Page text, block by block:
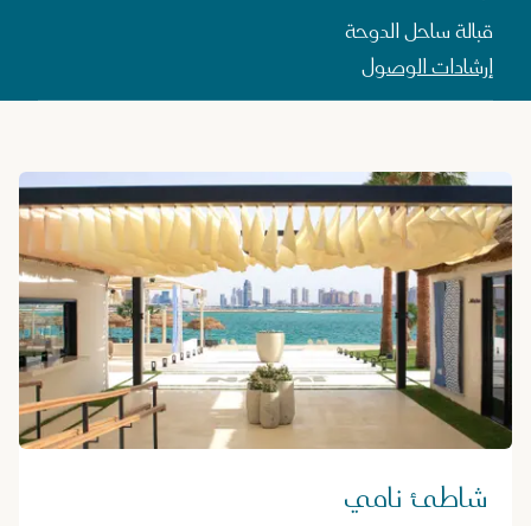
قبالة ساحل الدوحة
إرشادات الوصول
شاطئ نامي